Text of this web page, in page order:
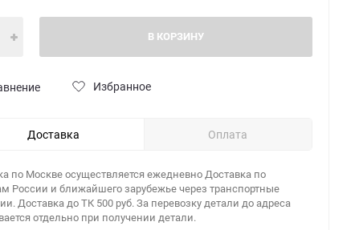
В КОРЗИНУ
Избранное
Доставка Оплата
по Москве осуществляется ежедневно Доставка по
России и ближайшего зарубежье через транспортные
Доставка до ТК 500 руб. За перевозку детали до адреса
отдельно при получении детали.